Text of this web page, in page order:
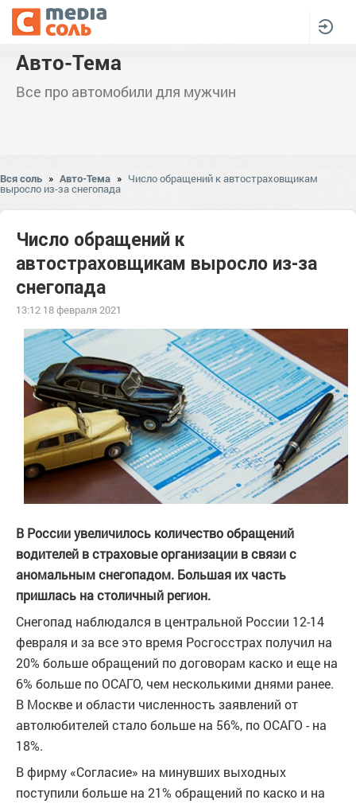
Авто-Тема
Все про автомобили для мужчин
Вся соль » Авто-Тема » Число обращений к автостраховщикам
выросло из-за снегопада
Число обращений к
автостраховщикам выросло из-за
снегопада
13:12 18 февраля 2021
В России увеличилось количество обращений
водителей в страховые организации в связи с
аномальным снегопадом. Большая их часть
пришлась на столичный регион.
Снегопад наблюдался в центральной России 12-14
февраля и за все это время Росгосстрах получил на
20% больше обращений по договорам каско и еще на
6% больше по ОСАГО, чем несколькими днями ранее.
В Москве и области численность заявлений от
автолюбителей стало больше на 56%, по ОСАГО - на
18%.
В фирму «Согласие» на минувших выходных
поступили больше на 21% обращений по каско и на